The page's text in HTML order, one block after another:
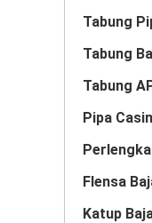
Tabung
Tabung
Tabung
Pipa
Flensa
Katup